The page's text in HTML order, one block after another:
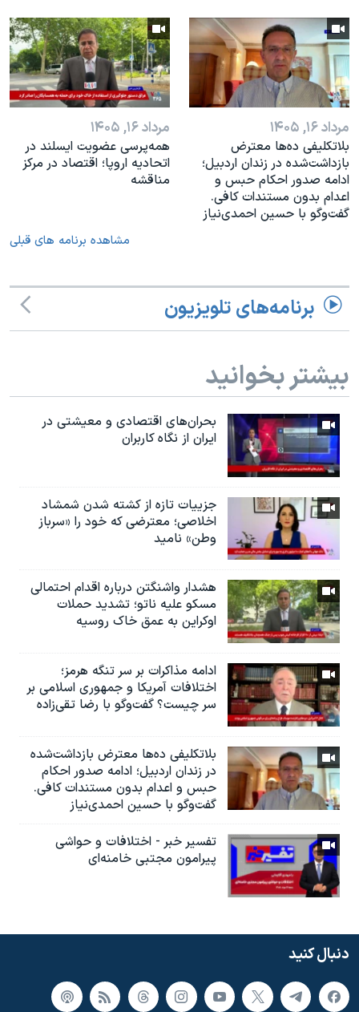
مرداد ۱۶, ۱۴۰۵
بلاتکلیفی ده‌ها معترض
بازداشت‌شده در زندان اردبیل؛
ادامه صدور احکام حبس و
اعدام بدون مستندات کافی.
گفت‌وگو با حسین احمدی‌نیاز
مرداد ۱۶, ۱۴۰۵
همه‌پرسی عضویت ایسلند در
اتحادیه اروپا؛ اقتصاد در مرکز
مناقشه
مشاهده برنامه های قبلی
برنامه‌های تلویزیون
بیشتر بخوانید
بحران‌های اقتصادی و معیشتی در
ایران از نگاه کاربران
جزییات تازه از کشته شدن شمشاد
اخلاصی؛ معترضی که خود را «سرباز
وطن» نامید
هشدار واشنگتن درباره اقدام احتمالی
مسکو علیه ناتو؛ تشدید حملات
اوکراین به عمق خاک روسیه
ادامه مذاکرات بر سر تنگه هرمز؛
اختلافات آمریکا و جمهوری اسلامی بر
سر چیست؟ گفت‌وگو با رضا تقی‌زاده
بلاتکلیفی ده‌ها معترض بازداشت‌شده
در زندان اردبیل؛ ادامه صدور احکام
حبس و اعدام بدون مستندات کافی.
گفت‌وگو با حسین احمدی‌نیاز
تفسیر خبر - اختلافات و حواشی
پیرامون مجتبی خامنه‌ای
دنبال کنید